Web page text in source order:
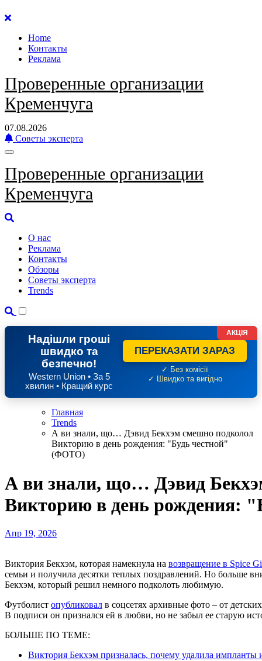
Перейти
содержанию
Home
Контакты
Реклама
Проверенные организации
Кременчуга
07.08.2026
Советы эксперта
Проверенные организации
Кременчуга
О нас
Реклама
Контакты
Обзоры
Советы эксперта
Trends
Надішли гроші
швидко та
безпечно!
Western Union • За 5
хвилин • Кращий курс
ПЕРЕКАЗАТИ ЗАРАЗ
✓ Без комісії
✓ Швидко та вигідно
АКЦІЯ
Главная
Trends
А ви знали, що… Дэвид Бекхэм смешно подколол
Викторию в день рождения: "Будь честной"
(ФОТО)
А ви знали, що… Дэвид
Викторию в день рождения:
Апр 19, 2026
Виктория Бекхэм, которая намекнула на возвращение в Spice
семьи и получила десятки теплых поздравлений. Но больше
Бекхэм, который решил немного подколоть любимую.
Футболист опубликовал в соцсетях архивные фото – от
В подписи он признался ей в любви, но не забыл ее старую
БОЛЬШЕ ПО ТЕМЕ:
Виктория Бекхэм призналась, почему удалила